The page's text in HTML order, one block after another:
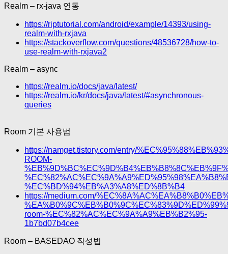
Realm – rx-java 연동
https://riptutorial.com/android/example/14393/using-
realm-with-rxjava
https://stackoverflow.com/questions/48536728/how-to-
use-realm-with-rxjava2
Realm – async
https://realm.io/docs/java/latest/
https://realm.io/kr/docs/java/latest/#asynchronous-
queries
Room 기본 사용법
https://namget.tistory.com/entry/
ROOM-
%EC%BD%94%EB%A3%A8%ED%8B%B4
https://medium.com/
room-%EC%82%AC%EC%9A%A9%EB%B2%95-
1b7bd07b4cee
Room – BASEDAO 작성법